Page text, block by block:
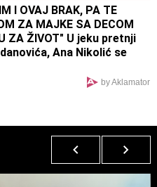
I OVAJ BRAK, PA TE
ZA MAJKE SA DECOM
ZA ŽIVOT" U jeku pretnji
Ana Nikolić se
by Aklamator